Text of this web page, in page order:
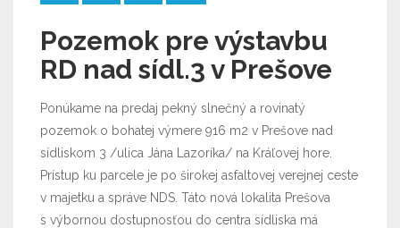
Pozemok pre výstavbu
RD nad sídl.3 v Prešove
Ponúkame na predaj pekný slnečný a rovinatý
pozemok o bohatej výmere 916 m2 v Prešove nad
sídliskom 3 /ulica Jána Lazoríka/ na Kráľovej hore.
Prístup ku parcele je po širokej asfaltovej verejnej ceste
v majetku a správe NDS. Táto nová lokalita Prešova
s výbornou dostupnosťou do centra sídliska má